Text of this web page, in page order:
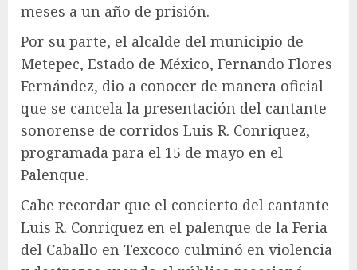
meses a un año de prisión.
Por su parte, el alcalde del municipio de
Metepec, Estado de México, Fernando Flores
Fernández, dio a conocer de manera oficial
que se cancela la presentación del cantante
sonorense de corridos Luis R. Conriquez,
programada para el 15 de mayo en el
Palenque.
Cabe recordar que el concierto del cantante
Luis R. Conriquez en el palenque de la Feria
del Caballo en Texcoco culminó en violencia